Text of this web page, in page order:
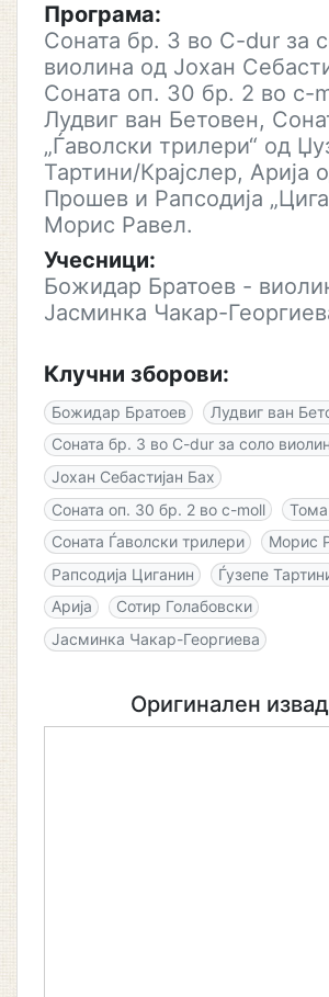
Програма:
Соната бр. 3 во C-dur за
виолина од Јохан
Соната оп. 30 бр. 2 во c-
Лудвиг ван Бетовен,
„Ѓаволски трилери“ од
Тартини/Крајслер, Арија
Прошев и Рапсодија
Морис Равел.
Учесници:
Божидар Братоев -
Јасминка Чакар-
Клучни зборови:
Божидар Братоев Лудвиг ван
Соната бр. 3 во C-dur за соло
Јохан Себастијан Бах
Соната оп. 30 бр. 2 во c-moll
Соната Ѓаволски трилери
Морис
Рапсодија Циганин
Ѓузепе
Арија
Сотир Голабовски
Јасминка Чакар-Георгиева
Оригинален